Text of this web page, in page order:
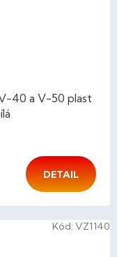
40 a V-50 plast
DETAIL
Kód: VZ1140